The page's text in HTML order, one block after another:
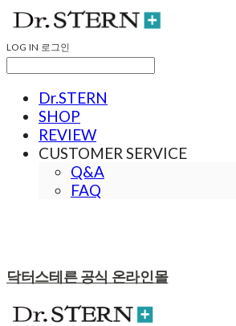
LOG IN 로그인
Dr.STERN
SHOP
REVIEW
CUSTOMER SERVICE
Q&A
FAQ
닥터스테른 공식 온라인몰